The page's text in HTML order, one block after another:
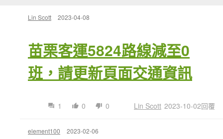
Lin Scott 2023-04-08
苗栗客運5824路線減至0
班，請更新頁面交通資訊
1 0 0 Lin Scott 2023-10-02回覆
element100 2023-02-06